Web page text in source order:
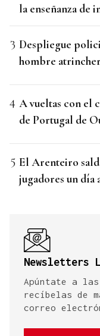
la enseñanza de
Despliegue
hombre
A vueltas con el
de Portugal de
El Arenteiro
jugadores un día
Newsletters
Apúntate a
recíbelas de
correo